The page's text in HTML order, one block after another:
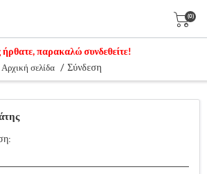
(0)
παρακαλώ συνδεθείτε!
Αρχική σελίδα / Σύνδεση